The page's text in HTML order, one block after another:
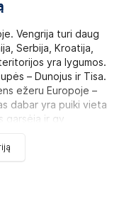
Vengrija turi daug
Serbija, Kroatija,
yra lygumos.
– Dunojus ir Tisa.
ežeru Europoje –
dabar yra puiki vieta
garsėja ir gy